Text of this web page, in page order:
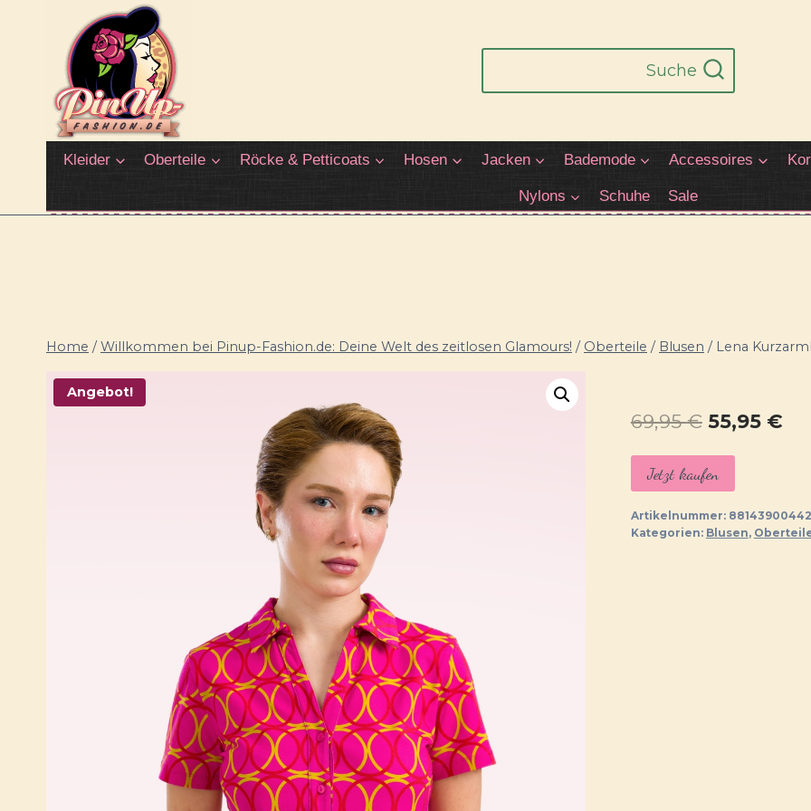
springen
Suche
Kleider Oberteile Röcke & Petticoats Hosen Jacken Bademode Accessoires
Nylons Schuhe Sale
Home / Willkommen bei Pinup-Fashion.de: Deine Welt des zeitlosen Glamours! / Oberteile / Blusen / Lena
Angebot!
69,95€
Preis
war:
69,95 €
55,95 €
Jetzt kaufen
Artikelnummer:
Kategorien: Blusen,